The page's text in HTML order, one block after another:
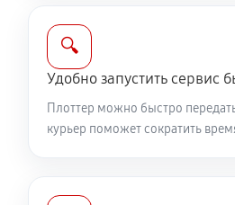
🔍
Удобно запустить сервис
Плоттер можно быстро
курьер поможет сократить